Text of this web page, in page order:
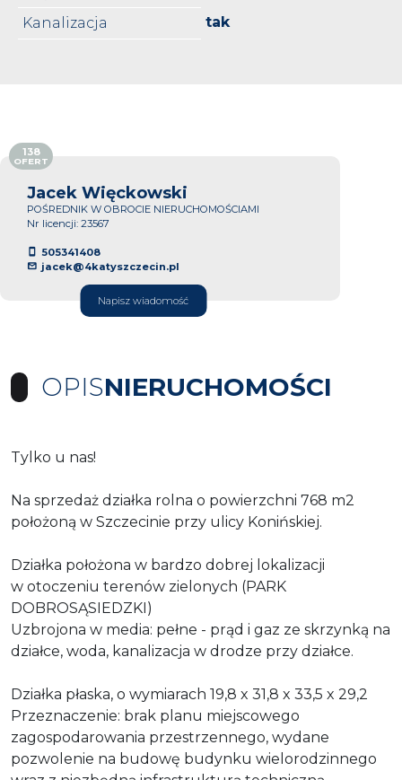
Kanalizacja
tak
Jacek Więckowski
POŚREDNIK W OBROCIE NIERUCHOMOŚCIAMI
Nr licencji: 23567
505341408
jacek@4katyszczecin.pl
Napisz wiadomość
138
OFERT
OPISNIERUCHOMOŚCI
Tylko u nas!
Na sprzedaż działka rolna o powierzchni 768 m2
położoną w Szczecinie przy ulicy Konińskiej.
Działka położona w bardzo dobrej lokalizacji
w otoczeniu terenów zielonych (PARK
DOBROSĄSIEDZKI)
Uzbrojona w media: pełne - prąd i gaz ze skrzynką na
działce, woda, kanalizacja w drodze przy działce.
Działka płaska, o wymiarach 19,8 x 31,8 x 33,5 x 29,2
Przeznaczenie: brak planu miejscowego
zagospodarowania przestrzennego, wydane
pozwolenie na budowę budynku wielorodzinnego